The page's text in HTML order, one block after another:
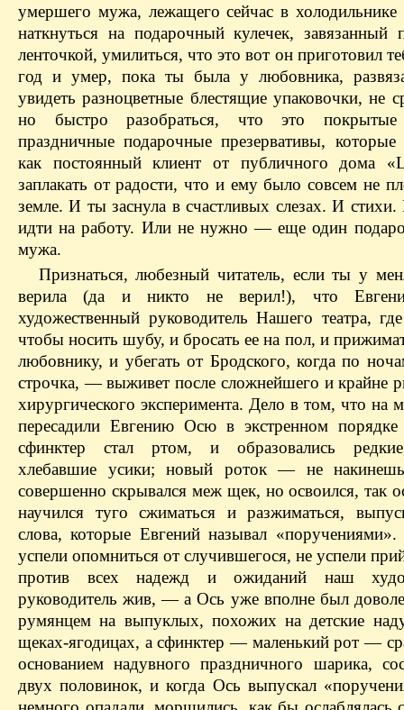
умершего мужа, лежащего сейчас в
наткнуться на подарочный кулечек, завязанный
ленточкой, умилиться, что это вот он приготовил
год и умер, пока ты была у любовника,
увидеть разноцветные блестящие упаковочки, не
но быстро разобраться, что это покрытые
праздничные подарочные презервативы,
как постоянный клиент от публичного дома
заплакать от радости, что и ему было совсем не
земле. И ты заснула в счастливых слезах. И
идти на работу. Или не нужно — еще один
мужа.
Признаться, любезный читатель, если ты у
верила (да и никто не верил!), что
художественный руководитель Нашего театра,
чтобы носить шубу, и бросать ее на пол, и
любовнику, и убегать от Бродского, когда по
строчка, — выживет после сложнейшего и крайне
хирургического эксперимента. Дело в том, что на
пересадили Евгению Осю в экстренном
сфинктер стал ртом, и образовались
хлебавшие усики; новый роток — не
совершенно скрывался меж щек, но освоился, так
научился туго сжиматься и разжиматься,
слова, которые Евгений называл
успели опомниться от случившегося, не успели
против всех надежд и ожиданий наш
руководитель жив, — а Ось уже вполне был
румянцем на выпуклых, похожих на детские
щеках-ягодицах, а сфинктер — маленький рот —
основанием надувного праздничного шарика,
двух половинок, и когда Ось выпускал